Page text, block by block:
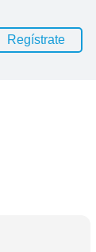
Regístrate